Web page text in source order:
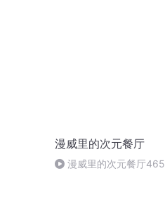
漫威里的次元餐厅
漫威里的次元餐厅465